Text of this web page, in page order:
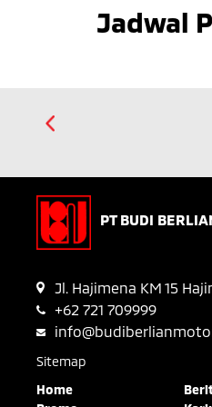
Jadwal
PT BUDI
Jl. Hajimena KM 15
+62 721 709999
Sitemap
Home